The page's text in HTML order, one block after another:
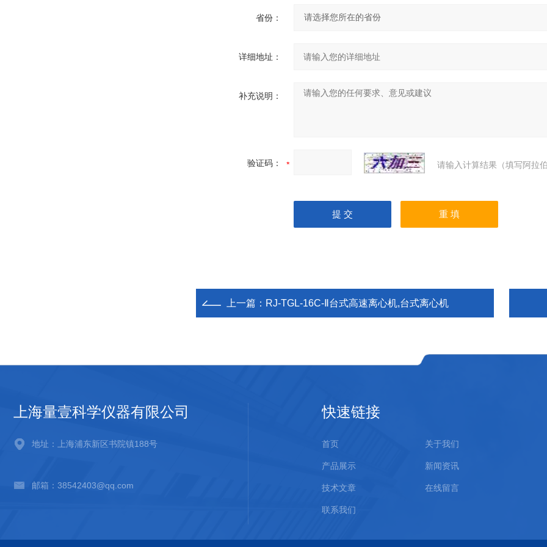
省份：
详细地址：
补充说明：
验证码： 请输入计算结果（填写阿拉
上一篇： RJ-TGL-16C-Ⅱ台式高速离心机,台式离心机
上海量壹科学仪器有限公司
地址：上海浦东新区书院镇188号
邮箱：38542403@qq.com
快速链接
首页 关于我们
产品展示 新闻资讯
技术文章 在线留言
联系我们